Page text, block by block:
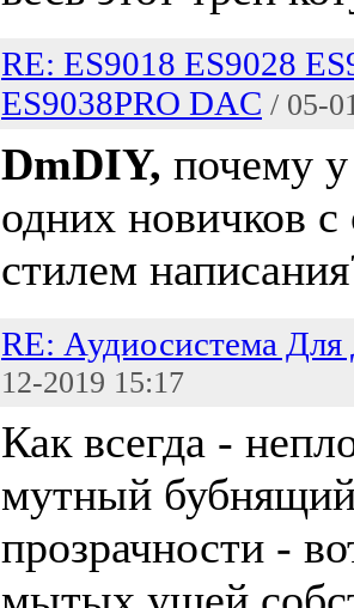
RE: ES9018 ES9028
ES9038PRO DAC / 05-
DmDIY, почему
одних новичков
стилем
RE: Аудиосистема
12-2019 15:17
Как всегда -
мутный бубнящий
прозрачности -